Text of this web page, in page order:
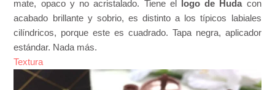
mate, opaco y no acristalado. Tiene el logo de Hudacon
acabado brillante y sobrio, es distinto a los típicos labiales
cilíndricos, porque este es cuadrado. Tapa negra, aplicador
estándar. Nada más.
Textura